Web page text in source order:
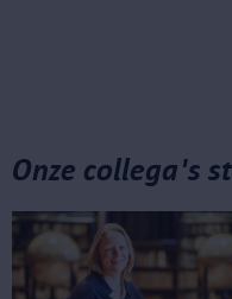
Onze collega's